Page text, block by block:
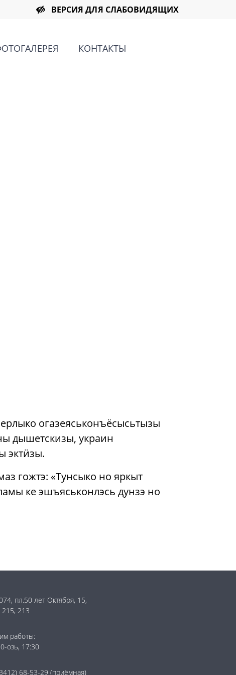
ВЕРСИЯ ДЛЯ СЛАБОВИДЯЩИХ
КОНТАКТЫ
огазеяськонъёсысьтызы
дышетскизы, украин
эктӥзы.
гожтэ: «Тунсыко но яркыт
ке эшъяськонлэсь дунзэ но
пл.50 лет Октября, 15,
215, 213
работы:
озь, 17:30
68-53-29 (приёмная)